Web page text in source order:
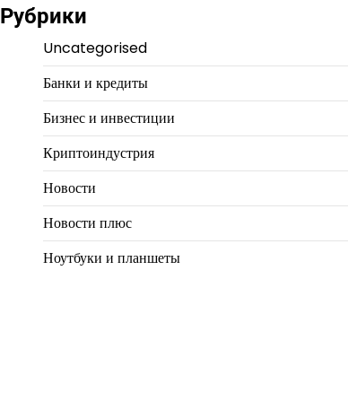
Рубрики
Uncategorised
Банки и кредиты
Бизнес и инвестиции
Криптоиндустрия
Новости
Новости плюс
Ноутбуки и планшеты